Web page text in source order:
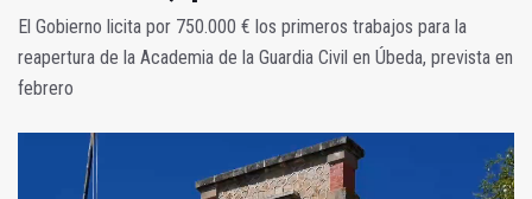
El Gobierno licita por 750.000 € los primeros trabajos para la
reapertura de la Academia de la Guardia Civil en Úbeda, prevista en
febrero